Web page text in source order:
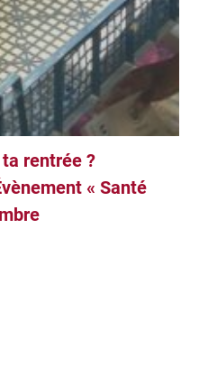
rentrée ?
« Santé